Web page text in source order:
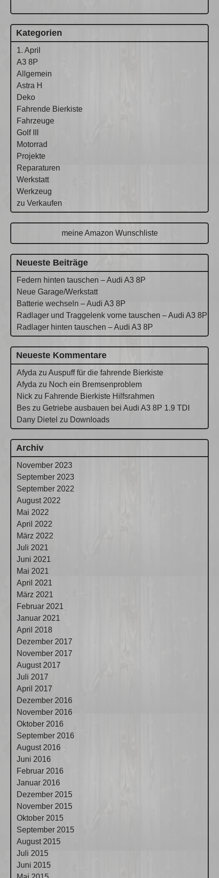
Kategorien
1. April
A3 8P
Allgemein
Astra H
Deko
Fahrende Bierkiste
Fahrzeuge
Golf III
Motorrad
Projekte
Reparaturen
Werkstatt
Werkzeug
zu Verkaufen
meine Amazon Wunschliste
Neueste Beiträge
Federn hinten tauschen – Audi A3 8P
Neue Garage/Werkstatt
Batterie wechseln – Audi A3 8P
Radlager und Traggelenk vorne tauschen – Audi A3 8P
Radlager hinten tauschen – Audi A3 8P
Neueste Kommentare
Afyda zuAuspuff für die fahrende Bierkiste
Afyda zu Noch ein Bremsenproblem
Nick zu Fahrende Bierkiste Hilfsrahmen
Bes zuGetriebe ausbauen bei Audi A3 8P 1.9 TDI
Dany Dietel zu Downloads
Archiv
November 2023
September 2023
September 2022
August 2022
Mai 2022
April 2022
März 2022
Juli 2021
Juni 2021
Mai 2021
April 2021
März 2021
Februar 2021
Januar 2021
April 2018
Dezember 2017
November 2017
August 2017
Juli 2017
April 2017
Dezember 2016
November 2016
Oktober 2016
September 2016
August 2016
Juni 2016
Februar 2016
Januar 2016
Dezember 2015
November 2015
Oktober 2015
September 2015
August 2015
Juli 2015
Juni 2015